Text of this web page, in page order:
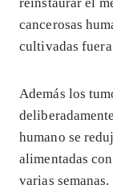
cancerosas
cultivadas
Además los
humano se
alimentadas
varias